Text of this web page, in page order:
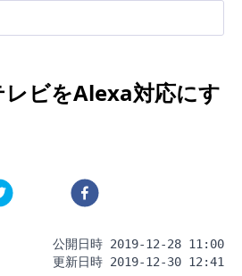
ビをAlexa対応にす
公開日時 2019-12-28 11:00
更新日時 2019-12-30 12:41